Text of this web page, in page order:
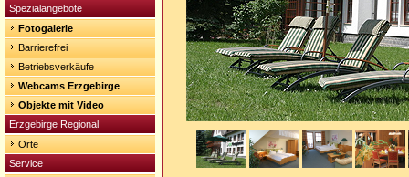
Spezialangebote
Fotogalerie
Barrierefrei
Betriebsverkäufe
Webcams Erzgebirge
Objekte mit Video
Erzgebirge Regional
Orte
Service